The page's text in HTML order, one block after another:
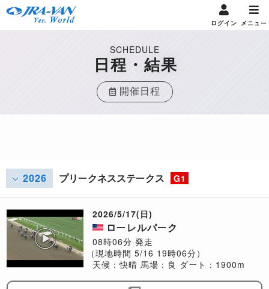
ログイン メニュー
SCHEDULE
日程・結果
開催日程
2026 プリークネスステークス G1
2026/5/17(日)
ローレルパーク
08時06分 発走
（現地時間 5/16 19時06分）
天候：快晴 馬場：良 ダート：1900m